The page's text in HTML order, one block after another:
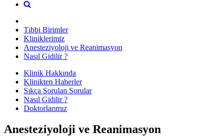
Tıbbi Birimler
Kliniklerimiz
Anesteziyoloji ve Reanimasyon
Nasıl Gidilir ?
Klinik Hakkında
Klinikten Haberler
Sıkça Sorulan Sorular
Nasıl Gidilir ?
Doktorlarımız
Anesteziyoloji ve Reanimasyon